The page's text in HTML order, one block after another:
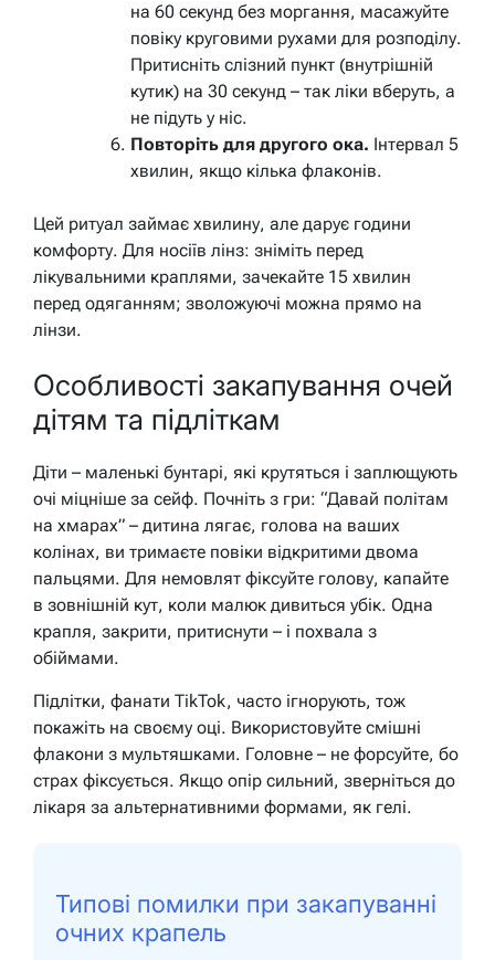
на 60 секунд без моргання, масажуйте
повіку круговими рухами для розподілу.
Притисніть слізний пункт (внутрішній
кутик) на 30 секунд – так ліки вберуть, а
не підуть у ніс.
Повторіть для другого ока. Інтервал 5
хвилин, якщо кілька флаконів.
Цей ритуал займає хвилину, але дарує години
комфорту. Для носіїв лінз: зніміть перед
лікувальними краплями, зачекайте 15 хвилин
перед одяганням; зволожуючі можна прямо на
лінзи.
Особливості закапування очей
дітям та підліткам
Діти – маленькі бунтарі, які крутяться і заплющують
очі міцніше за сейф. Почніть з гри: “Давай політам
на хмарах” – дитина лягає, голова на ваших
колінах, ви тримаєте повіки відкритими двома
пальцями. Для немовлят фіксуйте голову, капайте
в зовнішній кут, коли малюк дивиться убік. Одна
крапля, закрити, притиснути – і похвала з
обіймами.
Підлітки, фанати TikTok, часто ігнорують, тож
покажіть на своєму оці. Використовуйте смішні
флакони з мультяшками. Головне – не форсуйте, бо
страх фіксується. Якщо опір сильний, зверніться до
лікаря за альтернативними формами, як гелі.
Типові помилки при закапуванні
очних крапель